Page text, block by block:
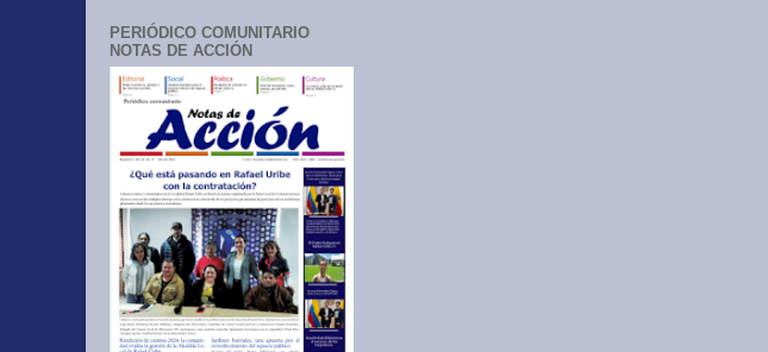
PERIÓDICO COMUNITARIO
NOTAS DE ACCIÓN